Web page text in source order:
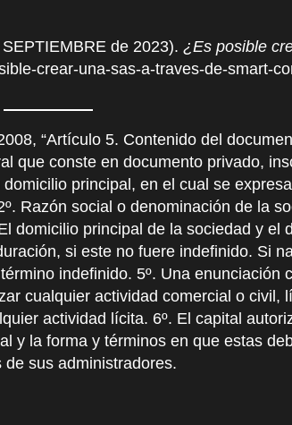
de 2023). ¿Es posible
crear-una-sas-a-traves-de-smart-
“Artículo 5. Contenido del
que conste en documento privado,
principal, en el cual se
Razón social o denominación de la
domicilio principal de la sociedad y el
si este no fuere indefinido. Si
indefinido. 5º. Una enunciación
cualquier actividad comercial o civil,
actividad lícita. 6º. El capital
y la forma y términos en que estas
sus administradores.